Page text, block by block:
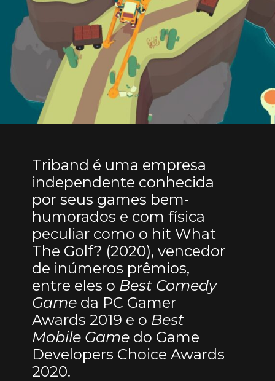
Triband é uma empresa
independente conhecida
por seus games bem-
humorados e com física
peculiar como o hit What
The Golf? (2020), vencedor
de inúmeros prêmios,
entre eles o Best Comedy
Game da PC Gamer
Awards 2019 e o Best
Mobile Game do Game
Developers Choice Awards
2020.